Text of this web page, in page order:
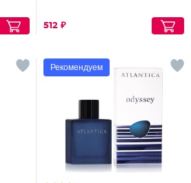
512 ₽
Рекомендуем